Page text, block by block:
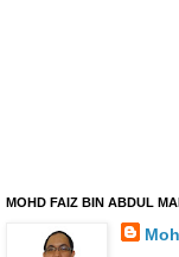
MOHD FAIZ BIN ABDUL